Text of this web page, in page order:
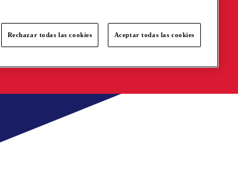
Rechazar todas las cookies Aceptar todas las cookies